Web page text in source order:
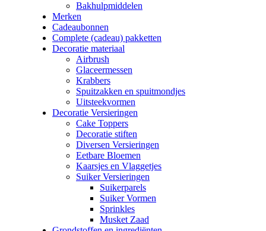
Bakhulpmiddelen
Merken
Cadeaubonnen
Complete (cadeau) pakketten
Decoratie materiaal
Airbrush
Glaceermessen
Krabbers
Spuitzakken en spuitmondjes
Uitsteekvormen
Decoratie Versieringen
Cake Toppers
Decoratie stiften
Diversen Versieringen
Eetbare Bloemen
Kaarsjes en Vlaggetjes
Suiker Versieringen
Suikerparels
Suiker Vormen
Sprinkles
Musket Zaad